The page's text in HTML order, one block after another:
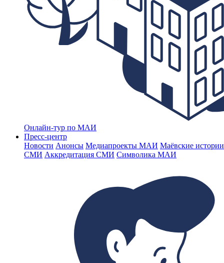
Онлайн-тур по МАИ
Пресс-центр
Новости Анонсы Медиапроекты МАИ Маёвские
СМИ Аккредитация СМИ Символика МАИ